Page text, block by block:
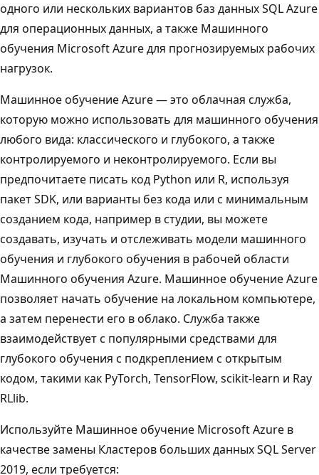
одного или нескольких вариантов баз данных SQL Azure
для операционных данных, а также Машинного
обучения Microsoft Azure для прогнозируемых рабочих
нагрузок.
Машинное обучение Azure — это облачная служба,
которую можно использовать для машинного обучения
любого вида: классического и глубокого, а также
контролируемого и неконтролируемого. Если вы
предпочитаете писать код Python или R, используя
пакет SDK, или варианты без кода или с минимальным
созданием кода, например в студии, вы можете
создавать, изучать и отслеживать модели машинного
обучения и глубокого обучения в рабочей области
Машинного обучения Azure. Машинное обучение Azure
позволяет начать обучение на локальном компьютере,
а затем перенести его в облако. Служба также
взаимодействует с популярными средствами для
глубокого обучения с подкреплением с открытым
кодом, такими как PyTorch, TensorFlow, scikit-learn и Ray
RLlib.
Используйте Машинное обучение Microsoft Azure в
качестве замены Кластеров больших данных SQL Server
2019, если требуется: